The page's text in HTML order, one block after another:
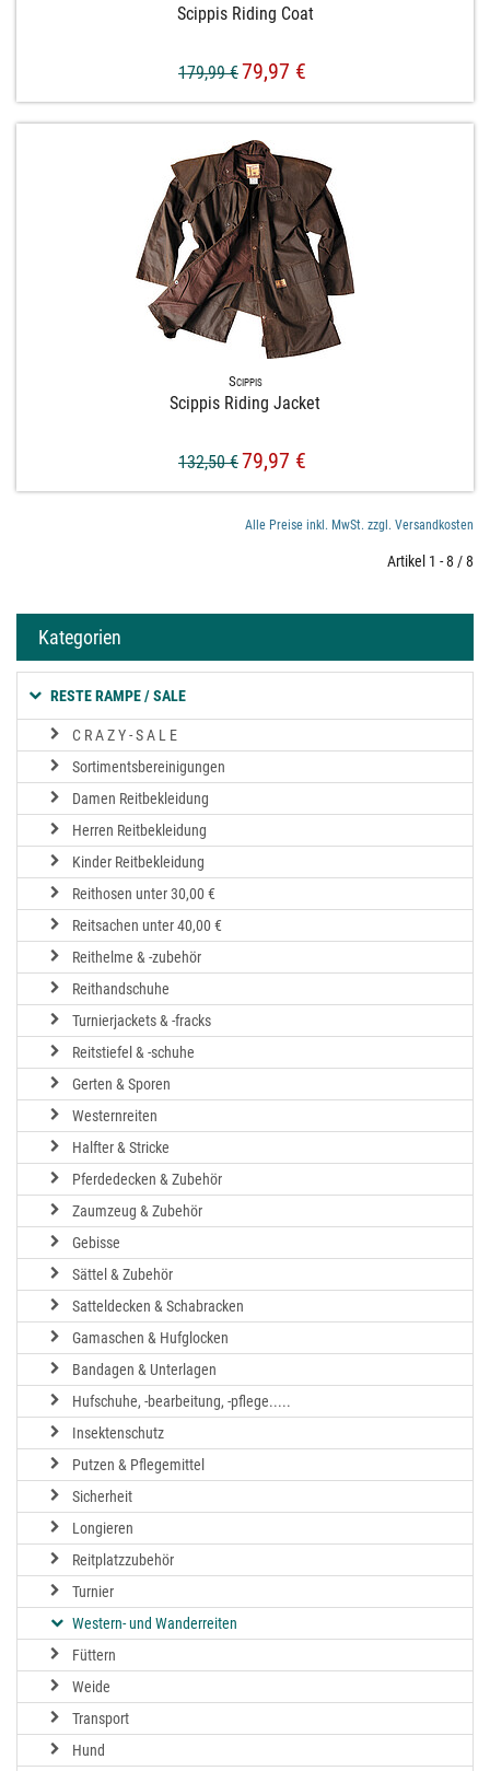
Scippis Riding Coat
179,99 €79,97 €
Scippis
Scippis Riding Jacket
132,50 €79,97 €
Alle Preise inkl. MwSt. zzgl. Versandkosten
Artikel 1 - 8 / 8
Kategorien
RESTE RAMPE / SALE
C R A Z Y - S A L E
Sortimentsbereinigungen
Damen Reitbekleidung
Herren Reitbekleidung
Kinder Reitbekleidung
Reithosen unter 30,00 €
Reitsachen unter 40,00 €
Reithelme & -zubehör
Reithandschuhe
Turnierjackets & -fracks
Reitstiefel & -schuhe
Gerten & Sporen
Westernreiten
Halfter & Stricke
Pferdedecken & Zubehör
Zaumzeug & Zubehör
Gebisse
Sättel & Zubehör
Satteldecken & Schabracken
Gamaschen & Hufglocken
Bandagen & Unterlagen
Hufschuhe, -bearbeitung, -pflege.....
Insektenschutz
Putzen & Pflegemittel
Sicherheit
Longieren
Reitplatzzubehör
Turnier
Western- und Wanderreiten
Füttern
Weide
Transport
Hund